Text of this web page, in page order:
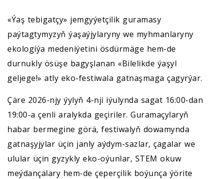
«Ýaş tebigatçy» jemgyýetçilik guramasy
paýtagtymyzyň ýaşaýjylaryny we myhmanlaryny
ekologiýa medeniýetini ösdürmäge hem-de
durnukly ösüşe bagyşlanan «Bilelikde ýaşyl
geljege!» atly eko-festiwala gatnaşmaga çagyrýar.
Çäre 2026-njy ýylyň 4-nji iýulynda sagat 16:00-dan
19:00-a çenli aralykda geçiriler. Guramaçylaryň
habar bermegine görä, festiwalyň dowamynda
gatnaşyjylar üçin janly aýdym-sazlar, çagalar we
ulular üçin gyzykly eko-oýunlar, STEM okuw
meýdançalary hem-de çeperçilik boýunça ýörite